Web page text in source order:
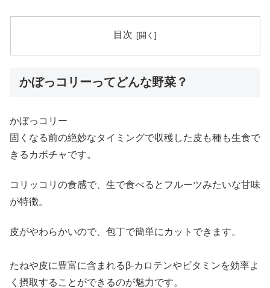
目次
かぼっコリーってどんな野菜？
かぼっコリー
固くなる前の絶妙なタイミングで収穫した皮も種も生食で
きるカボチャです。
コリッコリの食感で、生で食べるとフルーツみたいな甘味
が特徴。
皮がやわらかいので、包丁で簡単にカットできます。
たねや皮に豊富に含まれるβ-カロテンやビタミンを効率よ
く摂取することができるのが魅力です。